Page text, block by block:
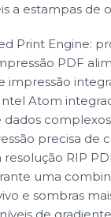
a estampas de
Print Engine:
PDF
impressão
Atom
precisa de
RIP
uma
e sombras